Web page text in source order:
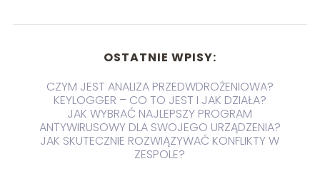
OSTATNIE WPISY:
CZYM JEST ANALIZA PRZEDWDROŻENIOWA?
KEYLOGGER – CO TO JEST I JAK DZIAŁA?
JAK WYBRAĆ NAJLEPSZY PROGRAM
ANTYWIRUSOWY DLA SWOJEGO URZĄDZENIA?
JAK SKUTECZNIE ROZWIĄZYWAĆ KONFLIKTY W
ZESPOLE?